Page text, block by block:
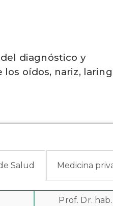
diagnóstico y
oídos, nariz,
Salud Medicina
Prof. Dr.